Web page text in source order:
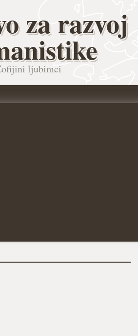
za razvoj
ljubimci